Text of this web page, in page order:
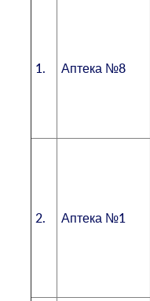
1. Аптека №8
2. Аптека №1